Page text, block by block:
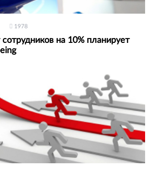
1978
на 10% планирует